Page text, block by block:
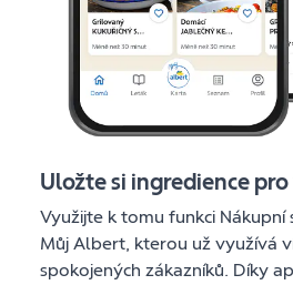
Uložte si ingredience
Využijte k tomu funkci Nákupní
Můj Albert, kterou už využívá
spokojených zákazníků. Díky